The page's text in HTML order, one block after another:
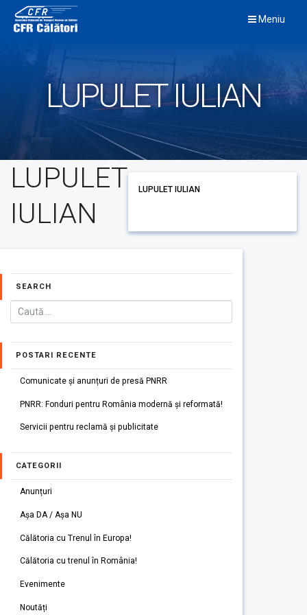
content
Meniu
LUPULET IULIAN
LUPULET
IULIAN
LUPULET IULIAN
SEARCH
POSTARI RECENTE
Comunicate și anunțuri de presă PNRR
PNRR: Fonduri pentru România modernă și reformată!
Servicii pentru reclamă și publicitate
CATEGORII
Anunțuri
Așa DA / Așa NU
Călătoria cu Trenul în Europa!
Călătoria cu trenul în România!
Evenimente
Noutăți